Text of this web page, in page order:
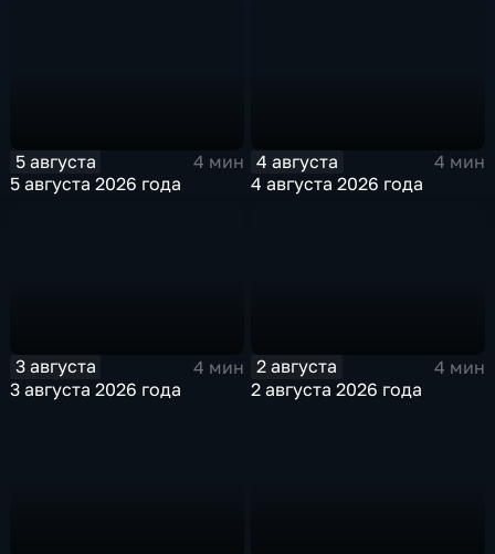
5 августа
4 мин
5 августа 2026 года
4 августа
4 мин
4 августа 2026 года
3 августа
4 мин
3 августа 2026 года
2 августа
4 мин
2 августа 2026 года